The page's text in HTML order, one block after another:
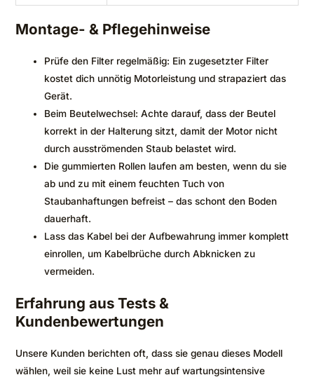
Montage- & Pflegehinweise
Prüfe den Filter regelmäßig: Ein zugesetzter Filter
kostet dich unnötig Motorleistung und strapaziert das
Gerät.
Beim Beutelwechsel: Achte darauf, dass der Beutel
korrekt in der Halterung sitzt, damit der Motor nicht
durch ausströmenden Staub belastet wird.
Die gummierten Rollen laufen am besten, wenn du sie
ab und zu mit einem feuchten Tuch von
Staubanhaftungen befreist – das schont den Boden
dauerhaft.
Lass das Kabel bei der Aufbewahrung immer komplett
einrollen, um Kabelbrüche durch Abknicken zu
vermeiden.
Erfahrung aus Tests &
Kundenbewertungen
Unsere Kunden berichten oft, dass sie genau dieses Modell
wählen, weil sie keine Lust mehr auf wartungsintensive